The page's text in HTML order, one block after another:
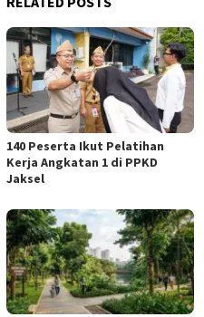
140 Peserta Ikut Pelatihan
Kerja Angkatan 1 di PPKD
Jaksel